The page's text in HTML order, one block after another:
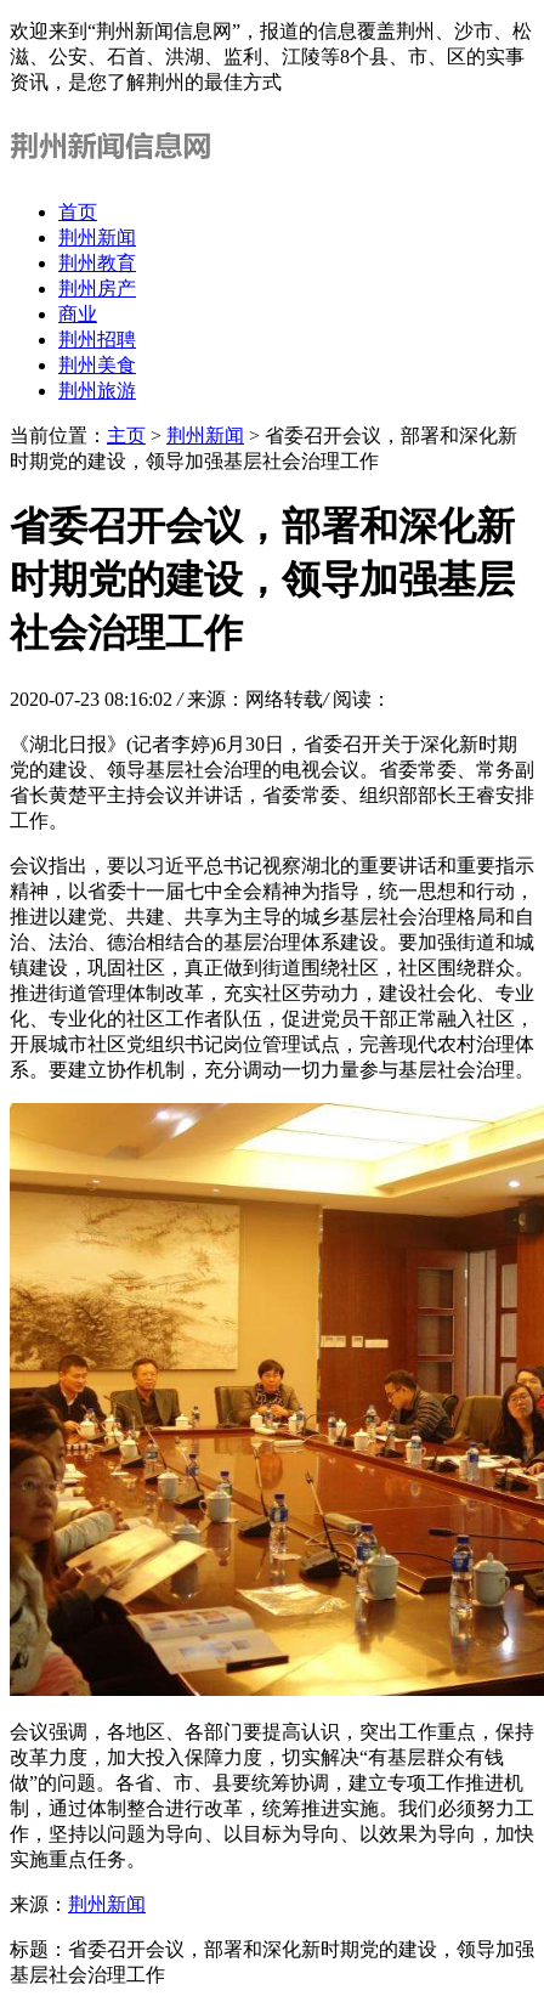
欢迎来到“荆州新闻信息网”，报道的信息覆盖荆州、沙市、松
滋、公安、石首、洪湖、监利、江陵等8个县、市、区的实事
资讯，是您了解荆州的最佳方式
首页
荆州新闻
荆州教育
荆州房产
商业
荆州招聘
荆州美食
荆州旅游
当前位置： 主页 > 荆州新闻 > 省委召开会议，部署和深化新
时期党的建设，领导加强基层社会治理工作
省委召开会议，部署和深化新
时期党的建设，领导加强基层
社会治理工作
2020-07-23 08:16:02 / 来源：网络转载/ 阅读：
《湖北日报》(记者李婷)6月30日，省委召开关于深化新时期
党的建设、领导基层社会治理的电视会议。省委常委、常务副
省长黄楚平主持会议并讲话，省委常委、组织部部长王睿安排
工作。
会议指出，要以习近平总书记视察湖北的重要讲话和重要指示
精神，以省委十一届七中全会精神为指导，统一思想和行动，
推进以建党、共建、共享为主导的城乡基层社会治理格局和自
治、法治、德治相结合的基层治理体系建设。要加强街道和城
镇建设，巩固社区，真正做到街道围绕社区，社区围绕群众。
推进街道管理体制改革，充实社区劳动力，建设社会化、专业
化、专业化的社区工作者队伍，促进党员干部正常融入社区，
开展城市社区党组织书记岗位管理试点，完善现代农村治理体
系。要建立协作机制，充分调动一切力量参与基层社会治理。
会议强调，各地区、各部门要提高认识，突出工作重点，保持
改革力度，加大投入保障力度，切实解决“有基层群众有钱
做”的问题。各省、市、县要统筹协调，建立专项工作推进机
制，通过体制整合进行改革，统筹推进实施。我们必须努力工
作，坚持以问题为导向、以目标为导向、以效果为导向，加快
实施重点任务。
来源： 荆州新闻
标题：省委召开会议，部署和深化新时期党的建设，领导加强
基层社会治理工作